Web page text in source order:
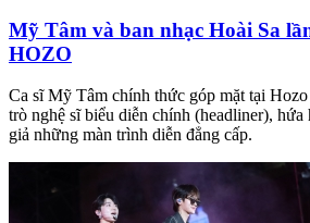
Mỹ Tâm và ban nhạc Hoài Sa
HOZO
Ca sĩ Mỹ Tâm chính thức góp mặt tại
trò nghệ sĩ biểu diễn chính (headliner), hứa
giả những màn trình diễn đẳng cấp.